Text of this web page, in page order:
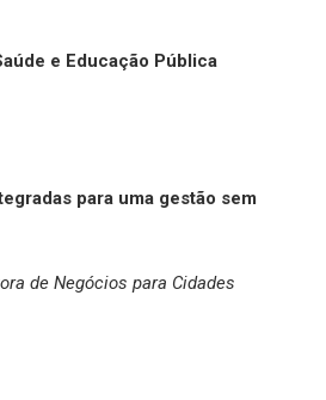
e Educação Pública
para uma gestão sem
de Negócios para Cidades